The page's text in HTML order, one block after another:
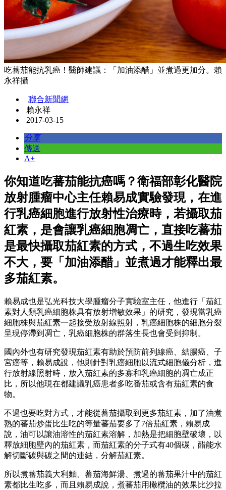
吃蕃茄能抗乳癌！醫師建議：「加油添醋」並煮過更加分。賴
永祥攝
聯合新聞網
賴永祥
2017-03-15
分享
傳送
A+
你知道吃蕃茄能抗癌嗎？衛福部彰化醫院
放射腫瘤中心主任賴易成實驗發現，在進
行乳癌細胞進行放射性治療時，若攝取茄
紅素，是會讓乳癌細胞凋亡，直接吃蕃茄
是最快攝取茄紅素的方式，不過生吃效果
不大，要「加油添醋」並煮過才能釋出最
多茄紅素。
賴易成也是弘光科技大學腫瘤分子實驗室主任，他進行「茄紅
素對人類乳癌細胞株具有放射增敏效果」的研究，發現當乳癌
細胞株與茄紅素一起接受放射線照射，乳癌細胞株的細胞分裂
呈現停滯到凋亡，乳癌細胞株的群落生長也會受到抑制。
國內外也有研究發現茄紅素有助於預防前列線癌、結腸癌、子
宮癌等，賴易成說，他則針對乳癌細胞以流式細胞儀分析，進
行放射線照射時，放入茄紅素的多寡和乳癌細胞的凋亡成正
比，所以他現在都建議乳癌患者多吃番茄或含有茄紅素的食
物。
不過也要吃對方式，才能從蕃茄攝取到更多茄紅素，加了油煮
熟的蕃茄炒蛋比生吃的等量蕃茄要多了7倍茄紅素，賴易成
說，油可以讓油溶性的茄紅素溶解，加熱是把細胞壁破壞，以
釋放細胞壁內的茄紅素，而茄紅素的分子式有40個碳，醋能水
解切斷碳與碳之間的連結，分解茄紅素。
所以煮蕃茄義大利麵、蕃茄海鮮湯、煮過的蕃茄果汁中的茄紅
素都比生吃多，而且賴易成說，煮蕃茄用橄欖油的效果比沙拉